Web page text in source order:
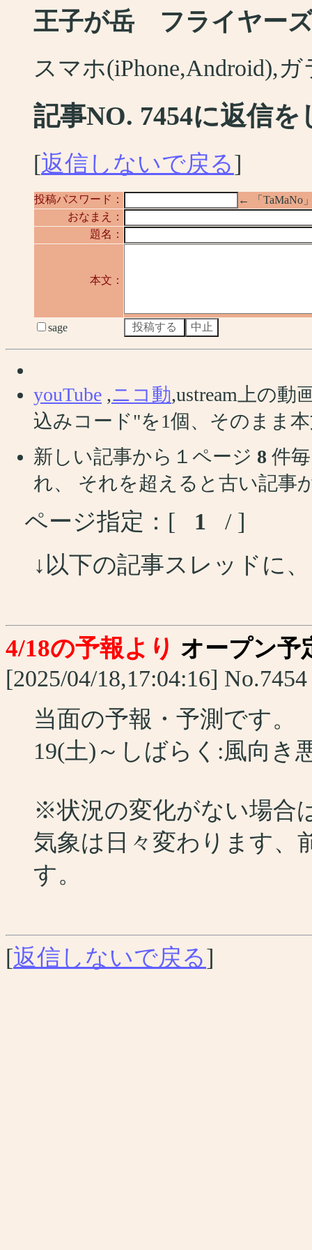
王子が岳 フライヤー
スマホ(iPhone,Android),
記事NO. 7454に返信
[返信しないで戻る]
投稿パスワード：
← 「TaMaNo
おなまえ：
題名：
本文：
sage
youTube ,ニコ動,ustream上の
込みコード"を1個、そのまま
新しい記事から１ページ 8 件
れ、 それを超えると古い記事
ページ指定：[ 1
/ ]
↓以下の記事スレッドに
4/18の予報より オープン予
[2025/04/18,17:04:16] No.7454
当面の予報・予測です。
19(土)～しばらく:風向き
※状況の変化がない場合
気象は日々変わります、
す。
[返信しないで戻る]